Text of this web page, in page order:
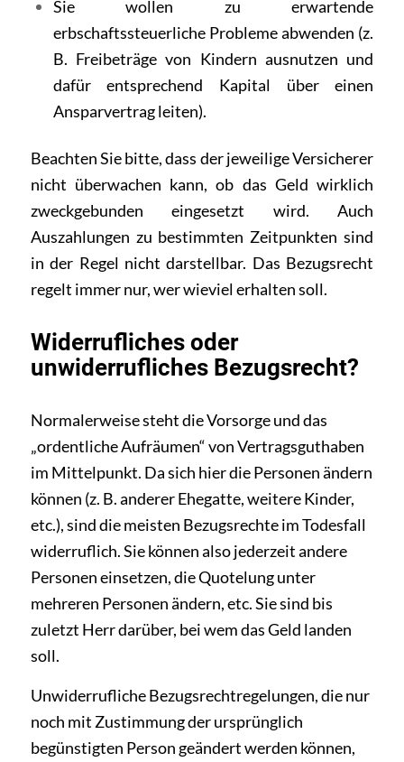
Sie wollen zu erwartende
erbschaftssteuerliche Probleme abwenden (z.
B. Freibeträge von Kindern ausnutzen und
dafür entsprechend Kapital über einen
Ansparvertrag leiten).
Beachten Sie bitte, dass der jeweilige Versicherer
nicht überwachen kann, ob das Geld wirklich
zweckgebunden eingesetzt wird. Auch
Auszahlungen zu bestimmten Zeitpunkten sind
in der Regel nicht darstellbar. Das Bezugsrecht
regelt immer nur, wer wieviel erhalten soll.
Widerrufliches oder
unwiderrufliches Bezugsrecht?
Normalerweise steht die Vorsorge und das
„ordentliche Aufräumen“ von Vertragsguthaben
im Mittelpunkt. Da sich hier die Personen ändern
können (z. B. anderer Ehegatte, weitere Kinder,
etc.), sind die meisten Bezugsrechte im Todesfall
widerruflich. Sie können also jederzeit andere
Personen einsetzen, die Quotelung unter
mehreren Personen ändern, etc. Sie sind bis
zuletzt Herr darüber, bei wem das Geld landen
soll.
Unwiderrufliche Bezugsrechtregelungen, die nur
noch mit Zustimmung der ursprünglich
begünstigten Person geändert werden können,